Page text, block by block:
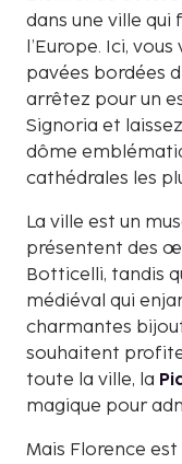
dans une ville
l’Europe. Ici,
pavées bordées
arrêtez pour un
Signoria et
dôme
cathédrales les
La ville est un
présentent des
Botticelli, tandis
médiéval qui
charmantes
souhaitent
toute la ville, la
magique pour
Mais Florence est